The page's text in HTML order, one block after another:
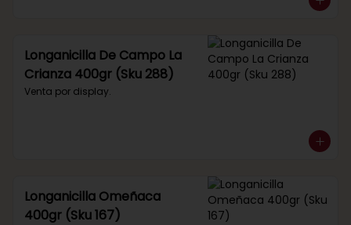
Longanicilla De Campo La
Crianza 400gr (Sku 288)
Venta por display.
Longanicilla Omeñaca
400gr (Sku 167)